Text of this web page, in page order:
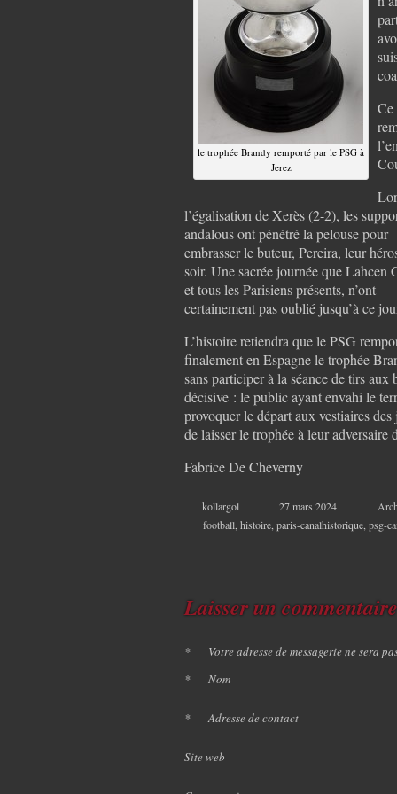
le trophée Brandy remporté par le PSG à
Jerez
Ce
l’égalisation de Xerès (2-2), les
andalous ont pénétré la pelouse pour
embrasser le buteur, Pereira, leur
soir. Une sacrée journée que Lahcen
et tous les Parisiens présents, n’ont
certainement pas oublié jusqu’à ce
L’histoire retiendra que le PSG
finalement en Espagne le trophée
sans participer à la séance de tirs aux
décisive : le public ayant envahi le
provoquer le départ aux vestiaires
de laisser le trophée à leur
Fabrice De Cheverny
kollargol 27 mars 2024
football histoire paris-canalhistorique psg-
Laisser un commentaire
Votre adresse de messagerie ne sera
*
Nom
*
Adresse de contact
*
Site web